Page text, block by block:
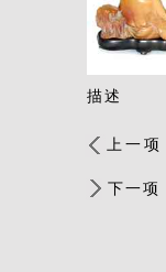
描述
上一项
下一项